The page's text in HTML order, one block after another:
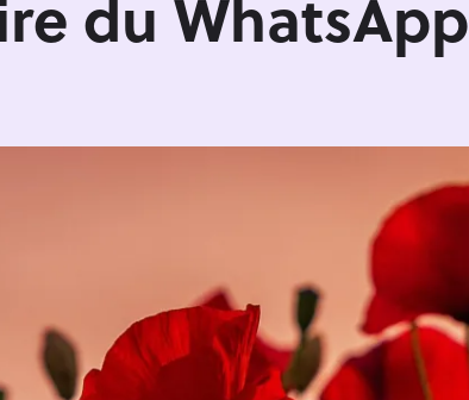
du WhatsApp